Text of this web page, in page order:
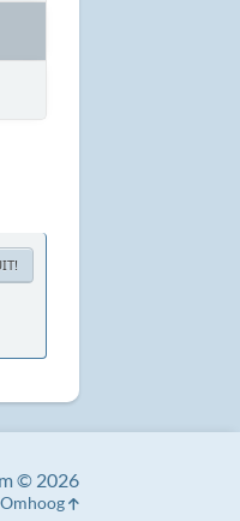
© 2026
Omhoog